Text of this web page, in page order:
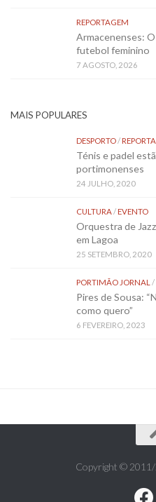
REPORTAGEM
Armacenenses:
futebol feminino
7 AGOSTO, 2026
MAIS POPULARES
DESPORTO/
Ténis e padel
portimonenses
24 JULHO, 2020
CULTURA/EVENTO
Orquestra de
em Lagoa
25 SETEMBRO, 2020
PORTIMÃO JORNAL /
Pires de Sousa:
como quero”
6 FEVEREIRO, 2023
Copyright ©